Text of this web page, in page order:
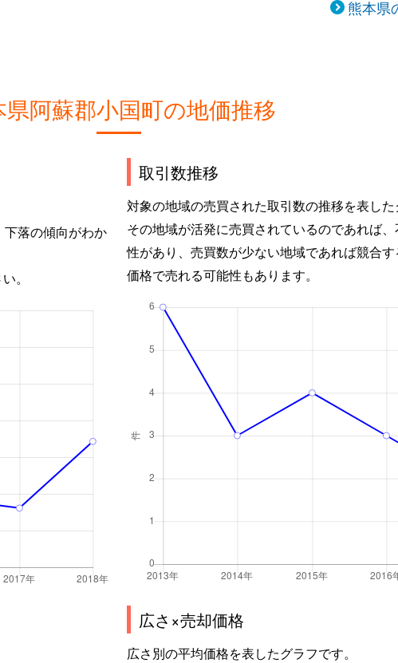
熊本県
県阿蘇郡小国町の地価推移
落の傾向がわか
。
取引数推移
対象の地域の売買された取引数の推移を表した
その地域が活発に売買されているのであれば
性があり、売買数が少ない地域であれば競合
価格で売れる可能性もあります。
広さ×売却価格
広さ別の平均価格を表したグラフです。